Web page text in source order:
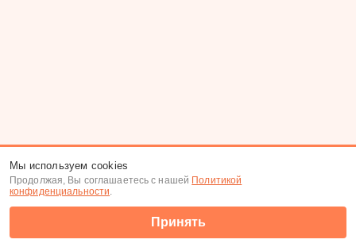
Мы используем cookies
Продолжая, Вы соглашаетесь с нашей Политикой
конфиденциальности.
Принять